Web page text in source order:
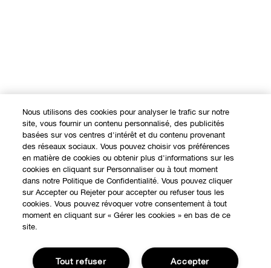
Nous utilisons des cookies pour analyser le trafic sur notre
site, vous fournir un contenu personnalisé, des publicités
basées sur vos centres d'intérêt et du contenu provenant
des réseaux sociaux. Vous pouvez choisir vos préférences
en matière de cookies ou obtenir plus d'informations sur les
cookies en cliquant sur Personnaliser ou à tout moment
dans notre Politique de Confidentialité. Vous pouvez cliquer
sur Accepter ou Rejeter pour accepter ou refuser tous les
cookies. Vous pouvez révoquer votre consentement à tout
moment en cliquant sur « Gérer les cookies » en bas de ce
site.
Accepter
Tout refuser